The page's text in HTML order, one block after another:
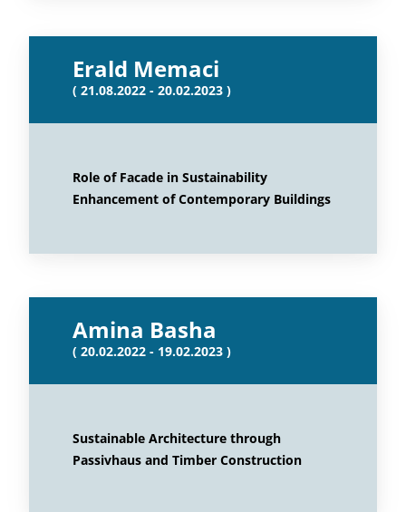
Erald Memaci
( 21.08.2022 - 20.02.2023 )
Role of Facade in Sustainability
Enhancement of Contemporary Buildings
Amina Basha
( 20.02.2022 - 19.02.2023 )
Sustainable Architecture through
Passivhaus and Timber Construction